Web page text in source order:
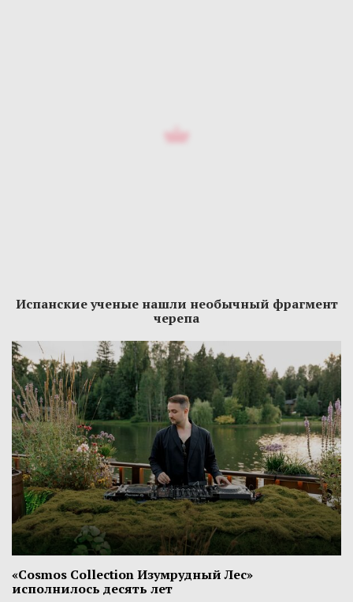
Испанские ученые нашли необычный фрагмент
черепа
«Cosmos Collection Изумрудный Лес»
исполнилось десять лет